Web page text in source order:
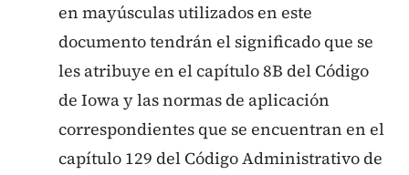
en mayúsculas utilizados en este
documento tendrán el significado que se
les atribuye en el capítulo 8B del Código
de Iowa y las normas de aplicación
correspondientes que se encuentran en el
capítulo 129 del Código Administrativo de